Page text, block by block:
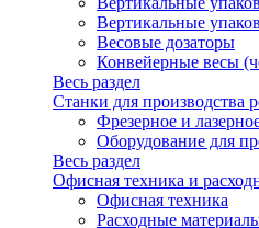
Вертикальные
Весовые дозаторы
Конвейерные весы
Весь раздел
Станки для производства
Фрезерное и
Оборудование для
Весь раздел
Офисная техника и
Офисная техника
Расходные